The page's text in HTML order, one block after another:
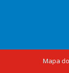
Mapa